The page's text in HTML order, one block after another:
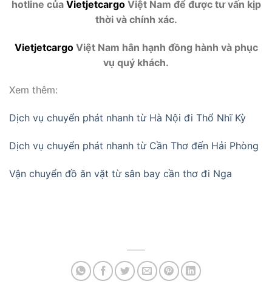
hotline của VietjetcargoViệt Nam để được tư vấn kịp
thời và chính xác.
Vietjetcargo Việt Nam hân hạnh đồng hành và phục
vụ quý khách.
Xem thêm:
Dịch vụ chuyển phát nhanh từ Hà Nội đi Thổ Nhĩ Kỳ
Dịch vụ chuyển phát nhanh từ Cần Thơ đến Hải Phòng
Vận chuyển đồ ăn vặt từ sân bay cần thơ đi Nga